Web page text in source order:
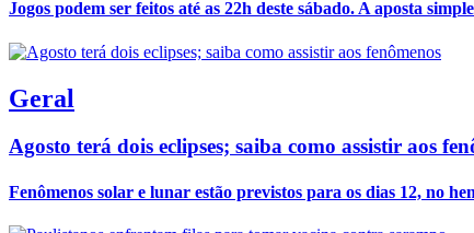
Jogos podem ser feitos até as 22h deste sábado. A aposta
Geral
Agosto terá dois eclipses; saiba como assistir aos
Fenômenos solar e lunar estão previstos para os dias 12, no